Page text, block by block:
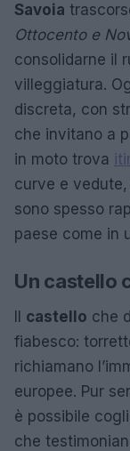
Savoia
Ottocento e
consolidarne il
villeggiatura.
discreta, con
che invitano a
in moto trova
curve e
sono spesso
paese come in
Un castello
castello che
fiabesco:
richiamano
europee. Pur
è possibile
che